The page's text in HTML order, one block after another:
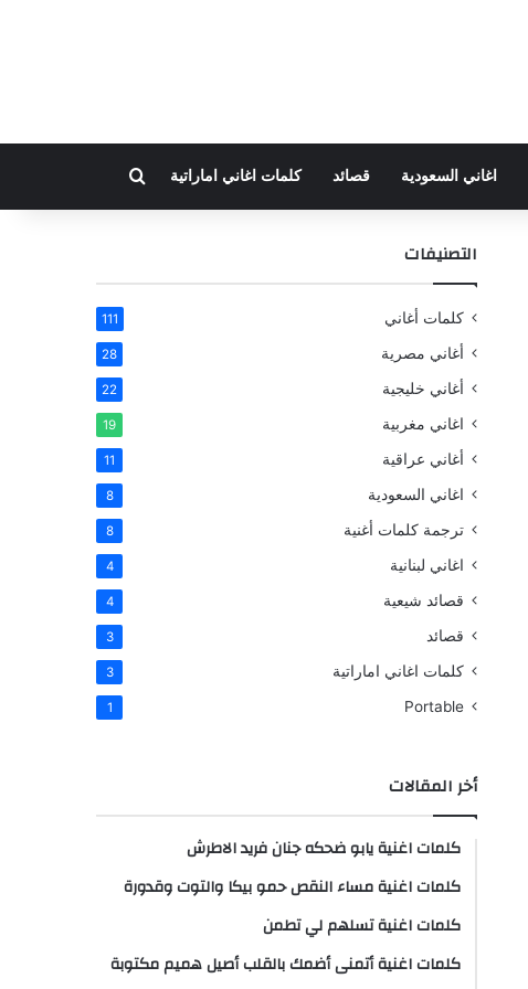
اغاني السعودية قصائد كلمات اغاني اماراتية
التصنيفات
كلمات أغاني 111
أغاني مصرية 28
أغاني خليجية 22
اغاني مغربية 19
أغاني عراقية 11
اغاني السعودية 8
ترجمة كلمات أغنية 8
اغاني لبنانية 4
قصائد شيعية 4
قصائد 3
كلمات اغاني اماراتية 3
Portable
1
أخر المقالات
كلمات اغنية يابو ضحكه جنان فريد الاطرش
كلمات اغنية مساء النقص حمو بيكا والتوت وقدورة
كلمات اغنية تسلهم لي تطمن
كلمات اغنية أتمنى أضمك بالقلب أصيل هميم مكتوبة